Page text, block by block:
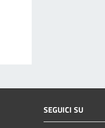
SEGUICI SU